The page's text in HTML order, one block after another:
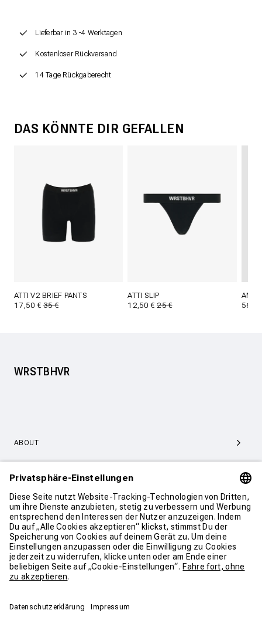
Lieferbar in 3 -4 Werktagen
Kostenloser Rückversand
14 Tage Rückgaberecht
DAS KÖNNTE DIR GEFALLEN
ATTI V2 BRIEF PANTS
17,50 €35 €
ATTI SLIP
12,50 €25 €
56 €
WRSTBHVR
ABOUT
SERVICE & SUPPORT
KONTAKT